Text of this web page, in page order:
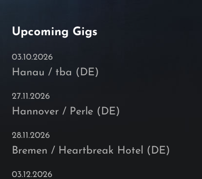
Upcoming Gigs
03.10.2026
Hanau / tba (DE)
27.11.2026
Hannover / Perle (DE)
28.11.2026
Bremen / Heartbreak Hotel (DE)
03.12.2026